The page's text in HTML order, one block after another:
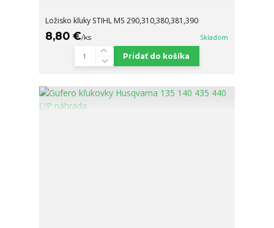
Ložisko kľuky STIHL MS 290,310,380,381,390
8,80 €/ks Skladom
Pridať do košíka